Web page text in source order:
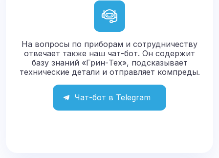
На вопросы по приборам и сотрудничеству
отвечает также наш чат-бот. Он содержит
базу знаний «Грин-Тех», подсказывает
технические детали и отправляет компреды.
Чат-бот в Telegram